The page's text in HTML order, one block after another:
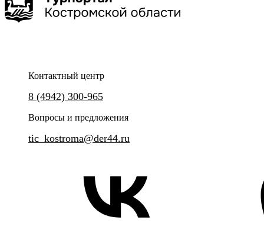
будто замерло, сохранив атмосферу уездного города с
духом.
Контактный центр
8 (4942) 300-965
Вопросы и предложения
tic_kostroma@der44.ru